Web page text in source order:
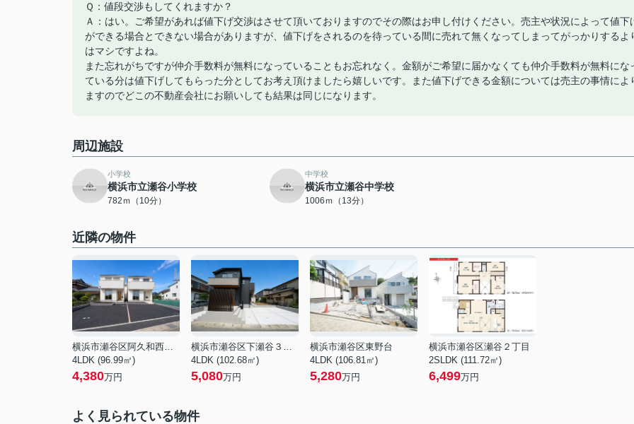
Ｑ：値段交渉もしてくれますか？
Ａ：はい。ご希望があれば値下げ交渉はさせて頂いておりますのでその際はお申し付けください。売主や状況によって値下
ができる場合とできない場合がありますが、値下げをされるのを待っている間に売れて無くなってしまってがっかりするよ
はマシですよね。
また忘れがちですが仲介手数料が無料になっていることもお忘れなく。金額がご希望に届かなくても仲介手数料が無料にな
ている分は値下げしてもらった分としてお考え頂けましたら嬉しいです。また値下げできる金額については売主の事情によ
ますのでどこの不動産会社にお願いしても結果は同じになります。
周辺施設
小学校
横浜市立瀬谷小学校
782ｍ（10分）
中学校
横浜市立瀬谷中学校
1006ｍ（13分）
近隣の物件
横浜市瀬谷区阿久和西４丁目
4LDK (96.99㎡)
4,380万円
横浜市瀬谷区下瀬谷３丁目
4LDK (102.68㎡)
5,080万円
横浜市瀬谷区東野台
4LDK (106.81㎡)
5,280万円
横浜市瀬谷区瀬谷２丁目
2SLDK (111.72㎡)
6,499万円
よく見られている物件